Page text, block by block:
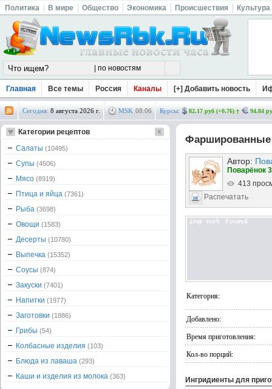
Политика В мире Общество Экономика Происшествия Культура
Главная Все темы Россия Каналы [+] Добавить новость
Сегодня: 8 августа 2026 г. MSK 08:06 Курсы: 82.17 руб (+0.76) 94.84
Фаршированные
Автор:
Поварёнок
413
Распечатать
Категория:
Добавлено:
Время приготовления:
Кол-во порций:
Ингридиенты для
Категории рецептов
Салаты (10495)
Супы (4506)
Мясо (8919)
Птица и яйца (7361)
Рыба (3698)
Овощи (1583)
Десерты (10780)
Выпечка (15352)
Соусы (874)
Закуски (7401)
Напитки (1977)
Заготовки (1886)
Грибы (54)
Колбасные изделия (103)
Блюда из лаваша (293)
Каши и изделия из молока (363)